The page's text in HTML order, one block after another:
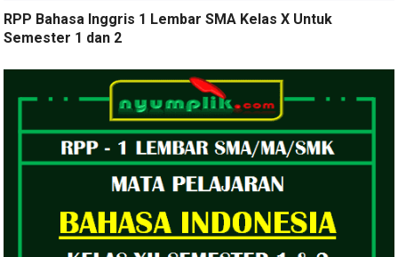
RPP Bahasa Inggris 1 Lembar SMA Kelas X Untuk
Semester 1 dan 2